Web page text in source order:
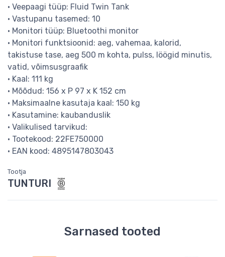
• Veepaagi tüüp: Fluid Twin Tank
• Vastupanu tasemed: 10
• Monitori tüüp: Bluetoothi monitor
• Monitori funktsioonid: aeg, vahemaa, kalorid,
takistuse tase, aeg 500 m kohta, pulss, löögid minutis,
vatid, võimsusgraafik
• Kaal: 111 kg
• Mõõdud: 156 x P 97 x K 152 cm
• Maksimaalne kasutaja kaal: 150 kg
• Kasutamine: kaubanduslik
• Valikulised tarvikud:
• Tootekood: 22FE750000
• EAN kood: 4895147803043
Tootja
TUNTURI
Sarnased tooted